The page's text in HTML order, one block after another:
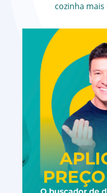
cozinha